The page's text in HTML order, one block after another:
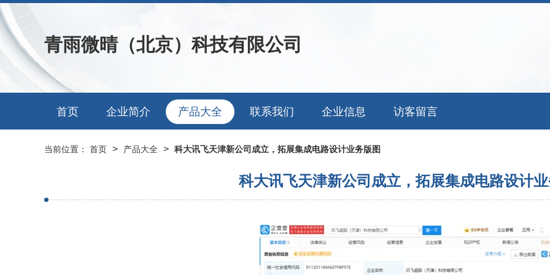
青雨微晴（北京）科技有限公司
首页 企业简介 产品大全 联系我们 企业信息 访客留言
当前位置： 首页 > 产品大全 > 科大讯飞天津新公司成立，拓展集成电路设计业务版图
科大讯飞天津新公司成立，拓展集成电路设计